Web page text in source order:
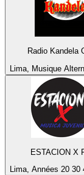
Radio Kandela
Lima, Musique
ESTACION X
Lima, Années 20 30